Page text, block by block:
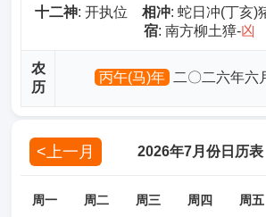
十二神: 开执位 相冲: 蛇日冲(丁亥
宿: 南方柳土獐-凶
农
历
丙午(马)年 二〇二六年六
<上一月 2026年7月份日历表
周一 周二 周三 周四 周五